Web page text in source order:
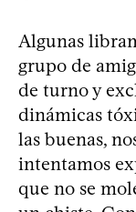
Algunas
grupo de
de turno y
dinámicas
las buenas,
intentamos
que no se